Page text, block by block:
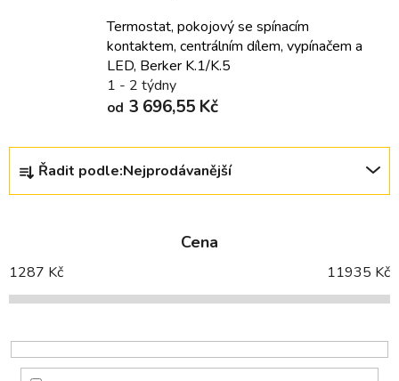
Termostat, pokojový se spínacím
kontaktem, centrálním dílem, vypínačem a
LED, Berker K.1/K.5
1 - 2 týdny
od 3 696,55 Kč
Ř
z
í
p
o
d
Řadit podle:Nejprodávanější
Cena
1287 Kč 11935 Kč